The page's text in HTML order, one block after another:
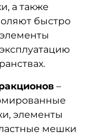
а также
быстро
–
элементы
мешки